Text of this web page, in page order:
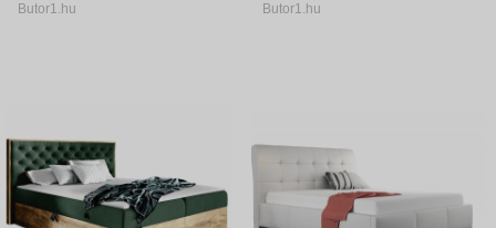
Butor1.hu Butor1.hu